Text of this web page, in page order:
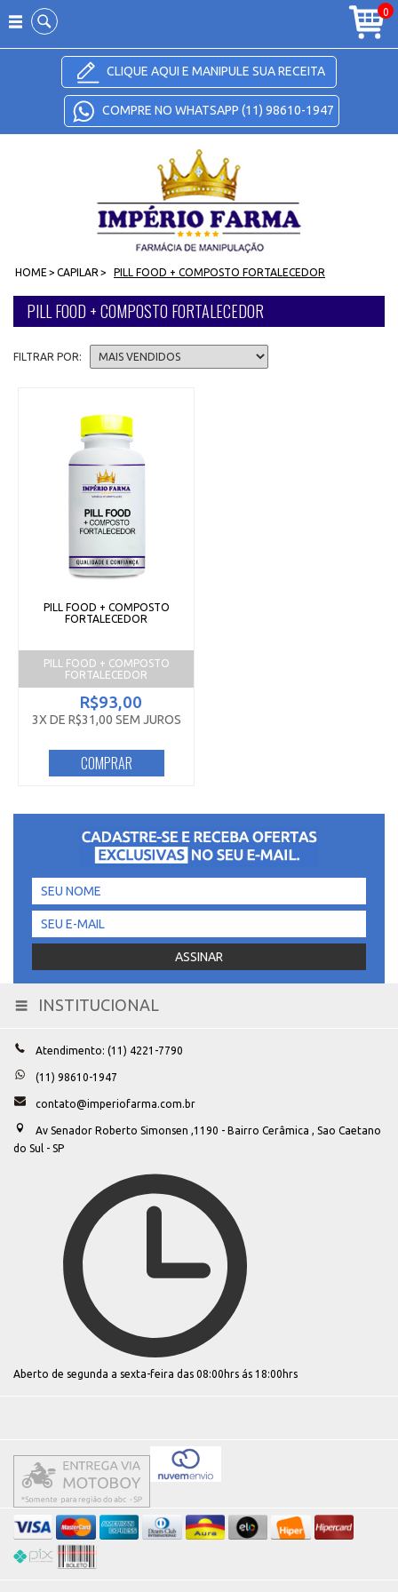
Carrinho
0
CLIQUE AQUI E MANIPULE SUA RECEITA
COMPRE NO WHATSAPP (11) 98610-1947
HOME > CAPILAR > PILL FOOD + COMPOSTO FORTALECEDOR
PILL FOOD + COMPOSTO FORTALECEDOR
FILTRAR POR:
PILL FOOD + COMPOSTO
FORTALECEDOR
PILL FOOD + COMPOSTO
FORTALECEDOR
R$93,00
3X DE R$31,00 SEM JUROS
COMPRAR
Toggle
INSTITUCIONAL
Atendimento: (11) 4221-7790
(11) 98610-1947
contato@imperiofarma.com.br
Av Senador Roberto Simonsen ,1190 - Bairro Cerâmica , Sao Caetano
do Sul - SP
Aberto de segunda a sexta-feira das 08:00hrs ás 18:00hrs